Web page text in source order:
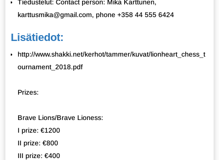
Tiedustelut: Contact person: Mika Karttunen,
karttusmika@gmail.com, phone +358 44 555 6424
Lisätiedot:
http://www.shakki.net/kerhot/tammer/kuvat/lionheart_chess_t
ournament_2018.pdf
Prizes:
Brave Lions/Brave Lioness:
I prize: €1200
II prize: €800
III prize: €400